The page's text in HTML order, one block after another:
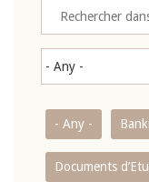
- Any -
Documents